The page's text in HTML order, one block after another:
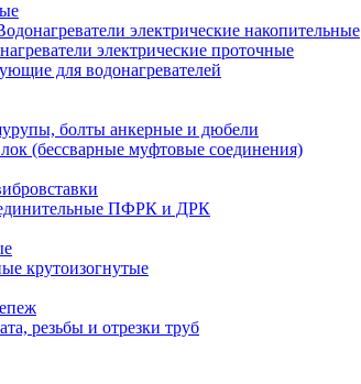
электрические накопительные
электрические проточные
для водонагревателей
болты анкерные и дюбели
(бессварные муфтовые соединения)
ПФРК и ДРК
крутоизогнутые
резьбы и отрезки труб